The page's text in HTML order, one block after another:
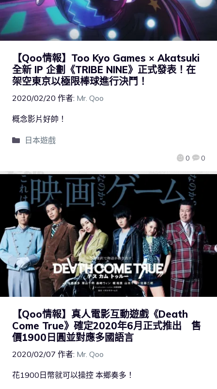
【Qoo情報】Too Kyo Games × Akatsuki
全新 IP 企劃《TRIBE NINE》正式發表！在
架空東京以極限棒球進行決鬥！
2020/02/20 作者: Mr. Qoo
0 0
概念影片好帥！
日本遊戲
【Qoo情報】真人電影互動遊戲《Death
Come True》確定2020年6月正式推出 售
價1900日圓並對應多國語言
2020/02/07 作者: Mr. Qoo
花1900日幣就可以操控 本鄉奏多！